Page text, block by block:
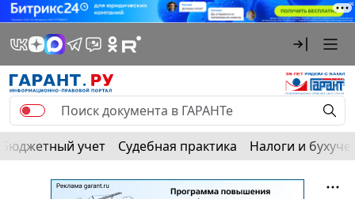
Бюджетный учет Судебная практика Налоги и